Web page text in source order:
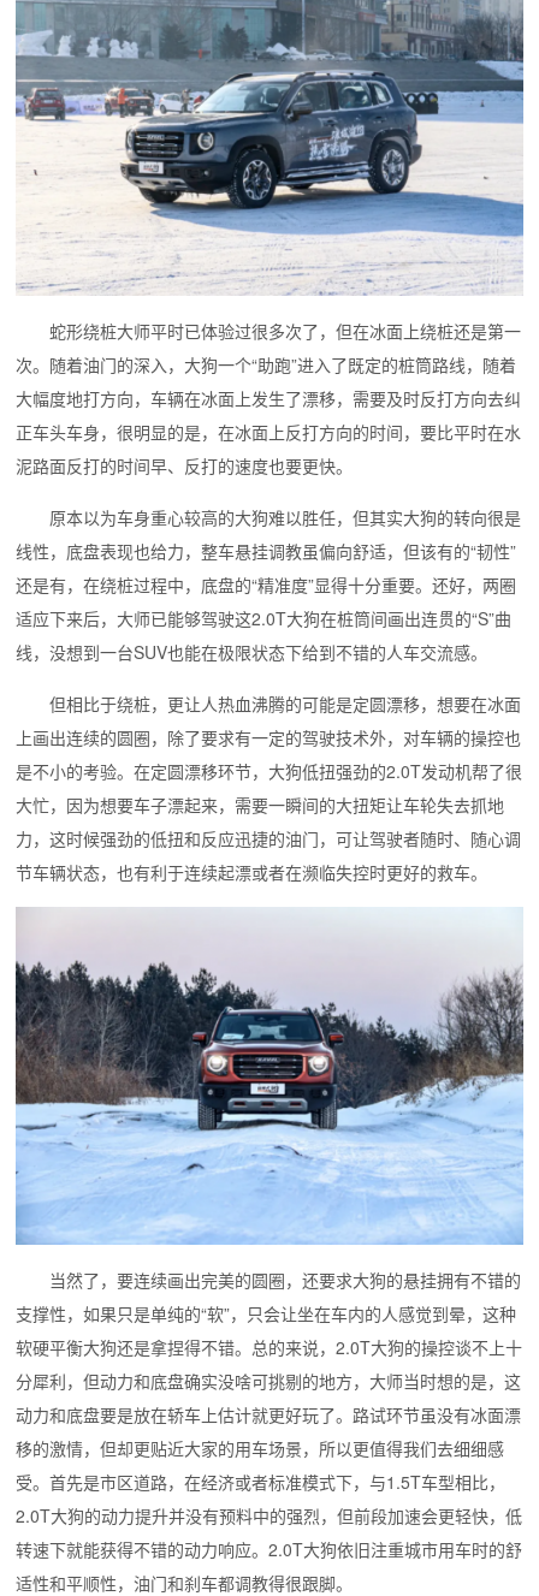
蛇形绕桩大师平时已体验过很多次了，但在冰面上绕桩还是第一
次。随着油门的深入，大狗一个“助跑”进入了既定的桩筒路线，随着
大幅度地打方向，车辆在冰面上发生了漂移，需要及时反打方向去纠
正车头车身，很明显的是，在冰面上反打方向的时间，要比平时在水
泥路面反打的时间早、反打的速度也要更快。
原本以为车身重心较高的大狗难以胜任，但其实大狗的转向很是
线性，底盘表现也给力，整车悬挂调教虽偏向舒适，但该有的“韧性”
还是有，在绕桩过程中，底盘的“精准度”显得十分重要。还好，两圈
适应下来后，大师已能够驾驶这2.0T大狗在桩筒间画出连贯的“S”曲
线，没想到一台SUV也能在极限状态下给到不错的人车交流感。
但相比于绕桩，更让人热血沸腾的可能是定圆漂移，想要在冰面
上画出连续的圆圈，除了要求有一定的驾驶技术外，对车辆的操控也
是不小的考验。在定圆漂移环节，大狗低扭强劲的2.0T发动机帮了很
大忙，因为想要车子漂起来，需要一瞬间的大扭矩让车轮失去抓地
力，这时候强劲的低扭和反应迅捷的油门，可让驾驶者随时、随心调
节车辆状态，也有利于连续起漂或者在濒临失控时更好的救车。
当然了，要连续画出完美的圆圈，还要求大狗的悬挂拥有不错的
支撑性，如果只是单纯的“软”，只会让坐在车内的人感觉到晕，这种
软硬平衡大狗还是拿捏得不错。总的来说，2.0T大狗的操控谈不上十
分犀利，但动力和底盘确实没啥可挑剔的地方，大师当时想的是，这
动力和底盘要是放在轿车上估计就更好玩了。 路试环节虽没有冰面漂
移的激情，但却更贴近大家的用车场景，所以更值得我们去细细感
受。首先是市区道路，在经济或者标准模式下，与1.5T车型相比，
2.0T大狗的动力提升并没有预料中的强烈，但前段加速会更轻快，低
转速下就能获得不错的动力响应。2.0T大狗依旧注重城市用车时的舒
适性和平顺性，油门和刹车都调教得很跟脚。